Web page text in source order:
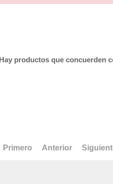
productos que concuerden
Primero Anterior